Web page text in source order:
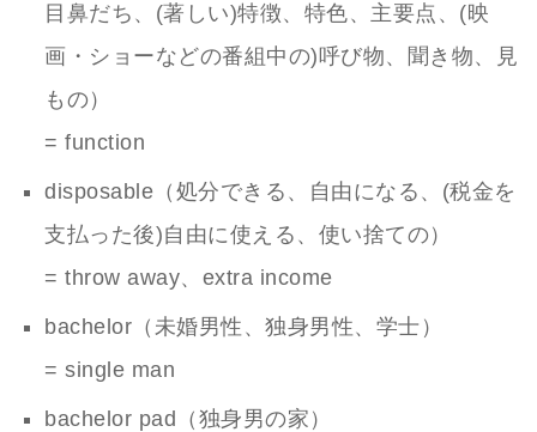
目鼻だち、(著しい)特徴、特色、主要点、(映
画・ショーなどの番組中の)呼び物、聞き物、見
もの）
= function
disposable（処分できる、自由になる、(税金を
支払った後)自由に使える、使い捨ての）
= throw away、extra income
bachelor（未婚男性、独身男性、学士）
= single man
bachelor pad（独身男の家）